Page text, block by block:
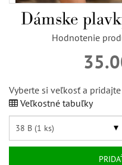
Dámske
Hodnotenie
Vyberte si veľkosť a
Veľkostné tabuľky